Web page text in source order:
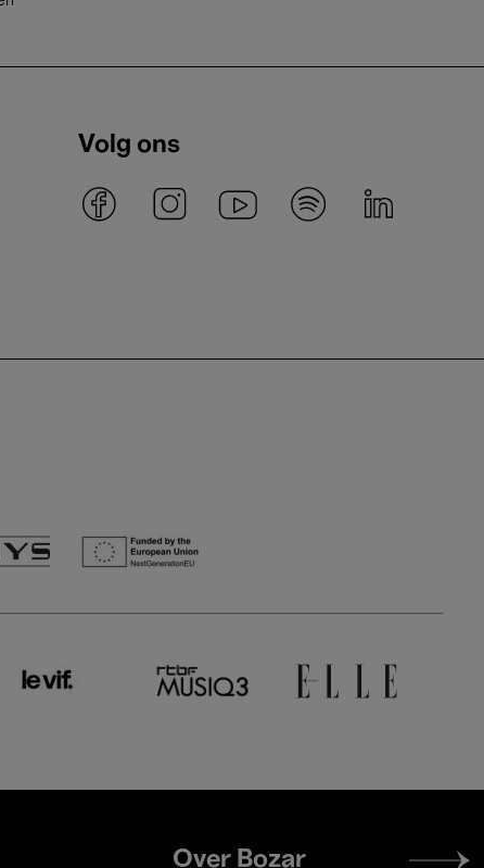
Volg ons
Footer
Over Bozar